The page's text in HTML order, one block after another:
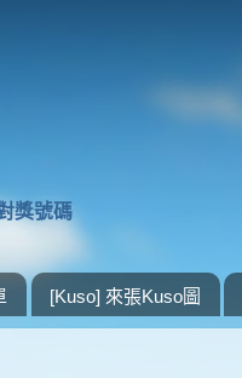
獎號碼
[Kuso] 來張Kuso圖